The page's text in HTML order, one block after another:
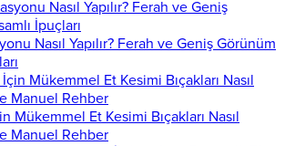
Nasıl Yapılır? Ferah ve Geniş Görünüm
Mükemmel Et Kesimi Bıçakları Nasıl
Manuel Rehber